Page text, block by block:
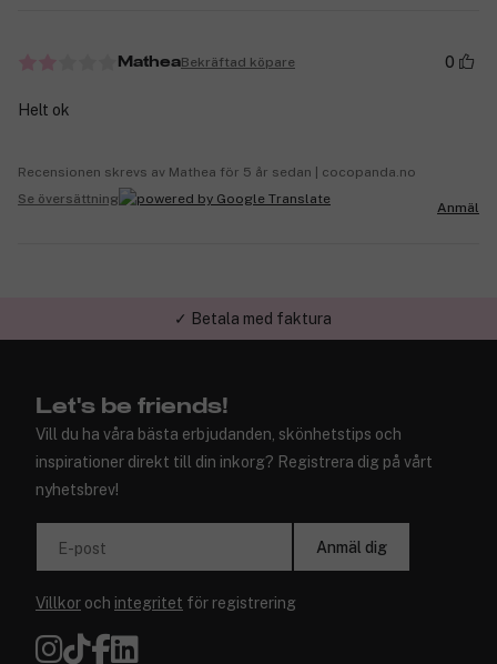
MatheaBekräftad köpare 0
Helt ok
Recensionen skrevs av Mathea för 5 år sedan | cocopanda.no
Se översättning
Anmäl
✓ Trygg E-handel
Let's be friends!
Vill du ha våra bästa erbjudanden, skönhetstips och
inspirationer direkt till din inkorg? Registrera dig på vårt
nyhetsbrev!
E-post Anmäl dig
Villkor och integritet för registrering